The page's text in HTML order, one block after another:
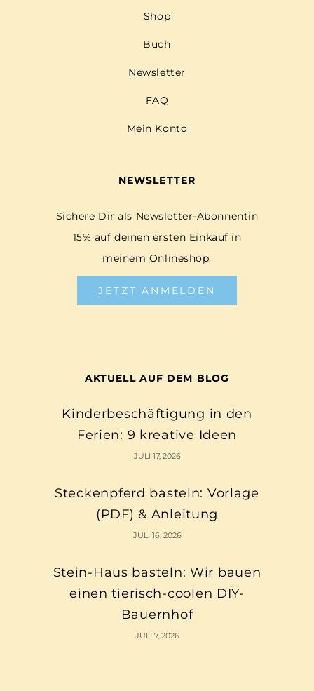
Shop
Buch
Newsletter
FAQ
Mein Konto
NEWSLETTER
Sichere Dir als Newsletter-Abonnentin
15% auf deinen ersten Einkauf in
meinem Onlineshop.
JETZT ANMELDEN
AKTUELL AUF DEM BLOG
Kinderbeschäftigung in den
Ferien: 9 kreative Ideen
JULI 17, 2026
Steckenpferd basteln: Vorlage
(PDF) & Anleitung
JULI 16, 2026
Stein-Haus basteln: Wir bauen
einen tierisch-coolen DIY-
Bauernhof
JULI 7, 2026